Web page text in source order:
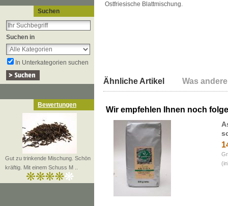
Suchen
Suchen in
In Unterkategorien suchen
Bewertungen
Gut zu trinkende Mischung. Schön
kräftig. Mit einem Schuss M ..
Ostfriesische Blattmischung.
Ähnliche Artikel Was
Wir empfehlen Ihnen noch